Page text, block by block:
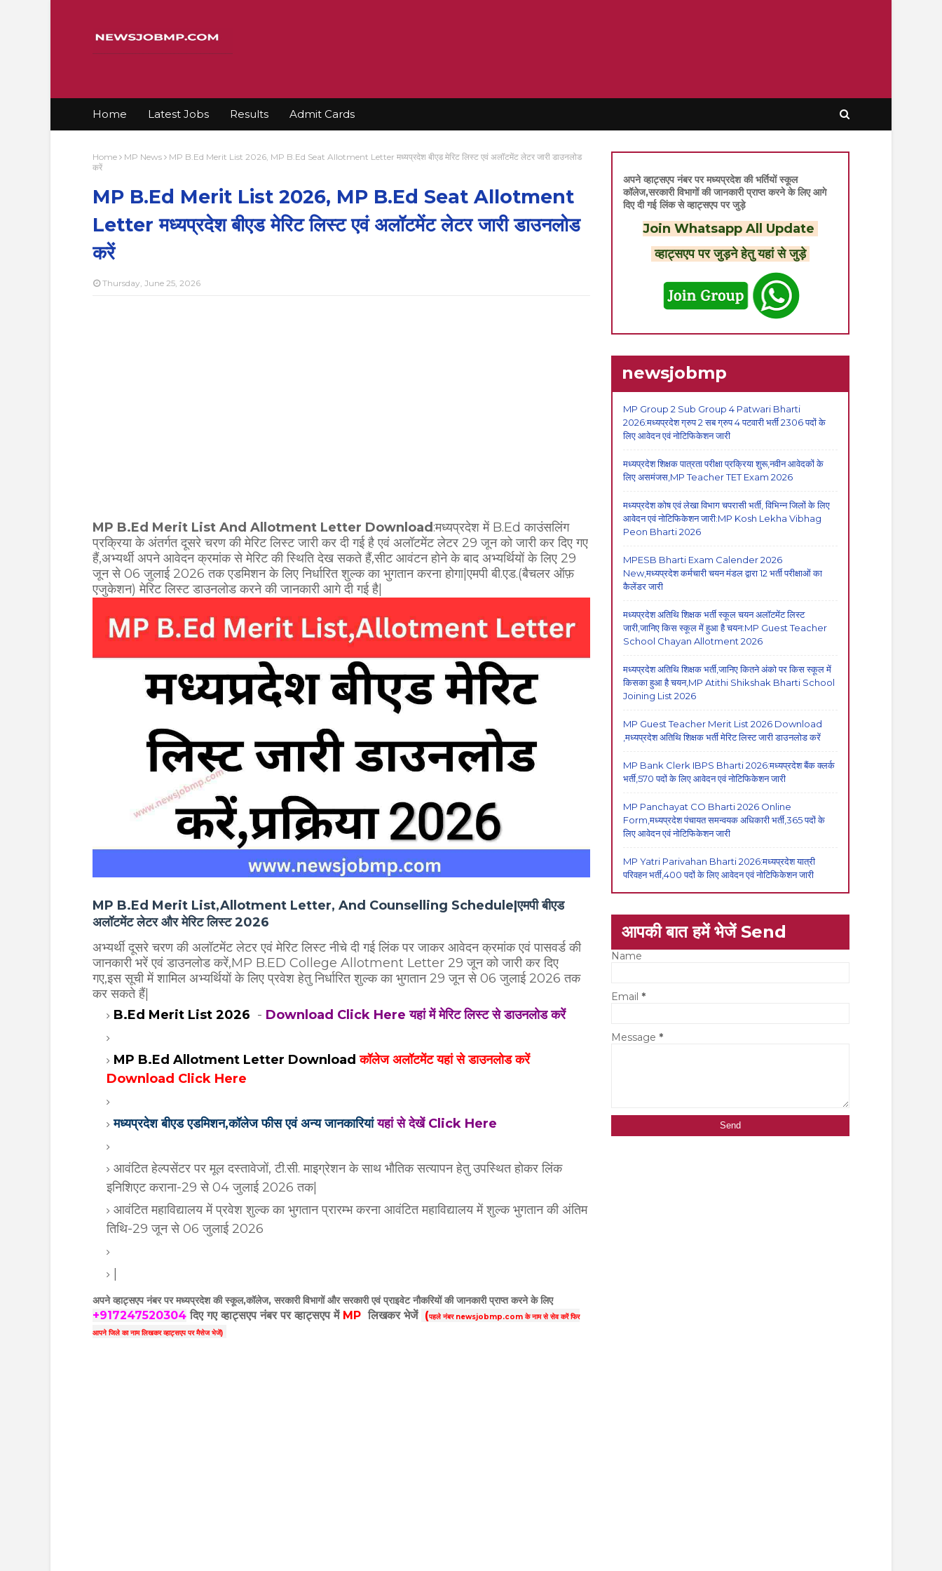
Home Latest Jobs Results Admit Cards
Home MP News
MP B.Ed Merit List 2026, MP B.Ed Seat Allotment Letter मध्यप्रदेश बीएड मेरिट लिस्ट एवं अलॉटमेंट लेटर जारी डाउनलोड
करें
MP B.Ed Merit List 2026, MP B.Ed Seat Allotment
Letter मध्यप्रदेश बीएड मेरिट लिस्ट एवं अलॉटमेंट लेटर जारी डाउनलोड
करें
Thursday, June 25, 2026
MP B.Ed Merit List And Allotment Letter Download :मध्यप्रदेश में B.Ed काउंसलिंग
प्रक्रिया के अंतर्गत दूसरे चरण की मेरिट लिस्ट जारी कर दी गई है एवं अलॉटमेंट लेटर 29 जून को जारी कर दिए गए
हैं,अभ्यर्थी अपने आवेदन क्रमांक से मेरिट की स्थिति देख सकते हैं,सीट आवंटन होने के बाद अभ्यर्थियों के लिए 29
जून से 06 जुलाई 2026 तक एडमिशन के लिए निर्धारित शुल्क का भुगतान करना होगा|एमपी बी.एड.(बैचलर ऑफ़
एजुकेशन) मेरिट लिस्ट डाउनलोड करने की जानकारी आगे दी गई है|
MP B.Ed Merit List,Allotment Letter, And Counselling Schedule|एमपी बीएड
अलॉटमेंट लेटर और मेरिट लिस्ट 2026
अभ्यर्थी दूसरे चरण की अलॉटमेंट लेटर एवं मेरिट लिस्ट नीचे दी गई लिंक पर जाकर आवेदन क्रमांक एवं पासवर्ड की
जानकारी भरें एवं डाउनलोड करें,MP B.ED College Allotment Letter 29 जून को जारी कर दिए
गए,इस सूची में शामिल अभ्यर्थियों के लिए प्रवेश हेतु निर्धारित शुल्क का भुगतान 29 जून से 06 जुलाई 2026 तक
कर सकते हैं|
B.Ed Merit List 2026 - Download Click Here यहां में मेरिट लिस्ट से डाउनलोड करें
MP B.Ed Allotment Letter Download कॉलेज अलॉटमेंट यहां से डाउनलोड करें
Download Click Here
मध्यप्रदेश बीएड एडमिशन,कॉलेज फीस एवं अन्य जानकारियांयहां से देखें Click Here
आवंटित हेल्‍पसेंटर पर मूल दस्‍तावेजों, टी.सी. माइग्रेशन के साथ भौतिक सत्‍यापन हेतु उपस्थित होकर लिंक
इनिशिएट कराना-29 से 04 जुलाई 2026 तक|
आवंटित महाविद्यालय में प्रवेश शुल्क का भुगतान प्रारम्भ करना आवंटित महाविद्यालय में शुल्क भुगतान की अंतिम
तिथि-29 जून से 06 जुलाई 2026
अपने व्हाट्सएप नंबर पर मध्यप्रदेश की स्कूल,कॉलेज, सरकारी विभागों और सरकारी एवं प्राइवेट नौकरियों की जानकारी प्राप्त करने के लिए
+917247520304 दिए गएव्हाट्सएपनंबर पर व्हाट्सएप में MP लिखकर भेजें (पहले नंबर newsjobmp.com के नाम से सेव करें फिर
आपनेजिले का नाम लिखकर व्हाट्सएप पर मैसेज भेजें)
अपने व्हाट्सएप नंबर पर मध्यप्रदेश की भर्तियों स्कूल
कॉलेज,सरकारी विभागों की जानकारी प्राप्त करने के लिए आगे
दिए दी गई लिंक से व्हाट्सएप पर जुड़े
Join Whatsapp All Update
व्हाट्सएप पर जुड़ने हेतु यहां से जुड़े
newsjobmp
MP Group 2 Sub Group 4 Patwari Bharti
2026:मध्यप्रदेश ग्रुप 2 सब ग्रुप 4 पटवारी भर्ती 2306 पदों के
लिए आवेदन एवं नोटिफिकेशन जारी
मध्यप्रदेश शिक्षक पात्रता परीक्षा प्रक्रिया शुरू,नवीन आवेदकों के
लिए असमंजस,MP Teacher TET Exam 2026
मध्यप्रदेश कोष एवं लेखा विभाग चपरासी भर्ती, विभिन्न जिलों के लिए
आवेदन एवं नोटिफिकेशन जारी:MP Kosh Lekha Vibhag
Peon Bharti 2026
MPESB Bharti Exam Calender 2026
New,मध्यप्रदेश कर्मचारी चयन मंडल द्वारा 12 भर्ती परीक्षाओं का
कैलेंडर जारी
मध्यप्रदेश अतिथि शिक्षक भर्ती स्कूल चयन अलॉटमेंट लिस्ट
जारी,जानिए किस स्कूल में हुआ है चयन:MP Guest Teacher
School Chayan Allotment 2026
मध्यप्रदेश अतिथि शिक्षक भर्ती,जानिए कितने अंको पर किस स्कूल में
किसका हुआ है चयन,MP Atithi Shikshak Bharti School
Joining List 2026
MP Guest Teacher Merit List 2026 Download
,मध्यप्रदेश अतिथि शिक्षक भर्ती मेरिट लिस्ट जारी डाउनलोड करें
MP Bank Clerk IBPS Bharti 2026:मध्यप्रदेश बैंक क्लर्क
भर्ती,570 पदों के लिए आवेदन एवं नोटिफिकेशन जारी
MP Panchayat CO Bharti 2026 Online
Form,मध्यप्रदेश पंचायत समन्वयक अधिकारी भर्ती,365 पदों के
लिए आवेदन एवं नोटिफिकेशन जारी
MP Yatri Parivahan Bharti 2026:मध्यप्रदेश यात्री
परिवहन भर्ती,400 पदों के लिए आवेदन एवं नोटिफिकेशन जारी
आपकी बात हमें भेजें Send
Name
Email *
Message *